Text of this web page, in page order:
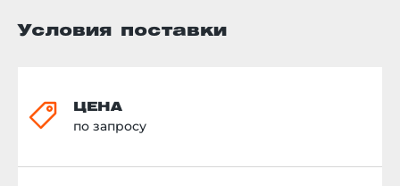
Условия поставки
ЦЕНА
по запросу